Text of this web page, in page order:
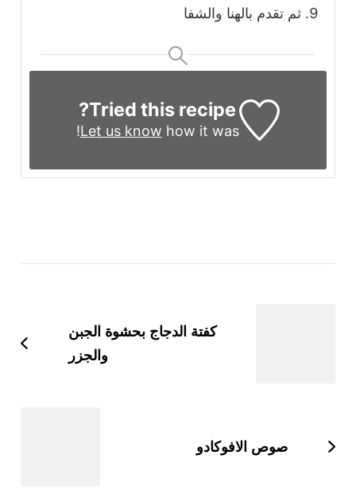
ثم تقدم بالهنا والشفا
Tried this recipe?
Let us know how it was!
كفتة الدجاج بحشوة الجبن
والجزر
صوص الافوكادو